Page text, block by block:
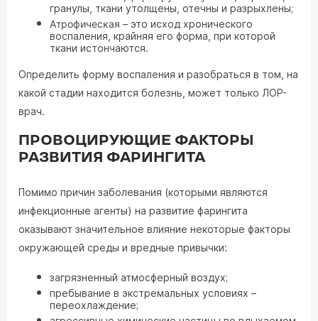
гранулы, ткани утолщены, отечны и разрыхлены;
Атрофическая – это исход хронического
воспаления, крайняя его форма, при которой
ткани истончаются.
Определить форму воспаления и разобраться в том, на
какой стадии находится болезнь, может только ЛОР-
врач.
ПРОВОЦИРУЮЩИЕ ФАКТОРЫ
РАЗВИТИЯ ФАРИНГИТА
Помимо причин заболевания (которыми являются
инфекционные агенты) на развитие фарингита
оказывают значительное влияние некоторые факторы
окружающей среды и вредные привычки:
загрязненный атмосферный воздух;
пребывание в экстремальных условиях –
переохлаждение;